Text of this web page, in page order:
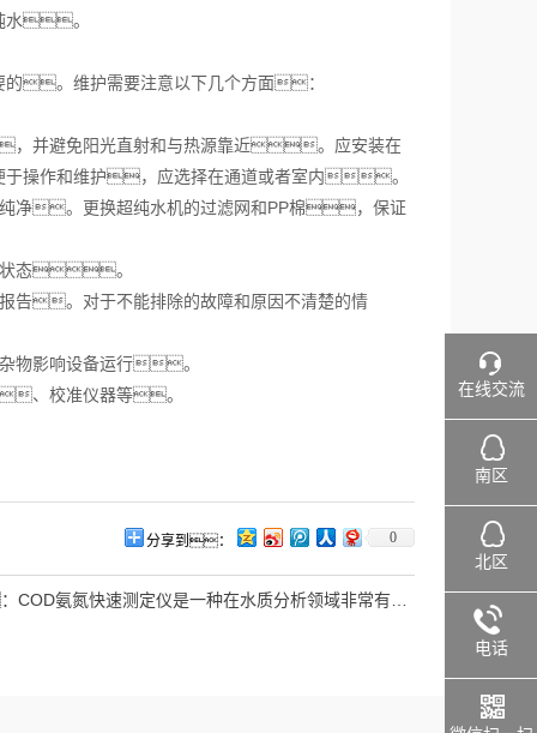
水。
。维护需要注意以下几个方面：
并避免阳光直射和与热源靠近。应安装在
操作和维护，应选择在通道或者室内。
。更换超纯水机的过滤网和PP棉，保证
状态。
。对于不能排除的故障和原因不清楚的情
物影响设备运行。
、校准仪器等。
分享到： 0
COD氨氮快速测定仪是一种在水质分析领域非常有用的仪器
在线交流
南区
北区
电话